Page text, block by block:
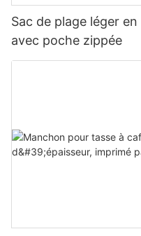
Sac de plage léger
avec poche zippée